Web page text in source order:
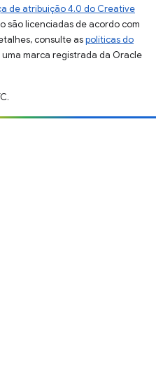
de atribuição 4.0 do Creative
são licenciadas de acordo com
consulte aspolíticas do
uma marca registrada da Oracle